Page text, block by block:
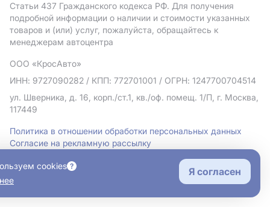
Статьи 437 Гражданского кодекса РФ. Для получения
подробной информации о наличии и стоимости указанных
товаров и (или) услуг, пожалуйста, обращайтесь к
менеджерам автоцентра
ООО «КросАвто»
ИНН: 9727090282 / КПП: 772701001 / ОГРН: 1247700704514
ул. Шверника, д. 16, корп./ст.1, кв./оф. помещ. 1/П, г. Москва,
117449
Политика в отношении обработки персональных данных
Согласие на рекламную рассылку
cookies
Я согласен